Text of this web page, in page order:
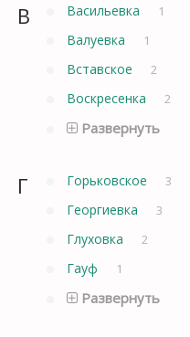
В Васильевка 1
Валуевка 1
Вставское 2
Воскресенка 2
Развернуть
Г Горьковское 3
Георгиевка 3
Глуховка 2
Гауф 1
Развернуть